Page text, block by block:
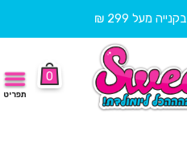
בקנייה מעל 299 ₪
0
תפריט